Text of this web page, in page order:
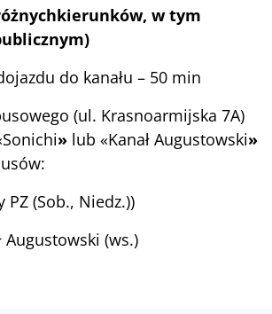
óżnychkierunków, w tym
do kanału – 50 min
(ul. Krasnoarmijska 7A)
» lub «Kanał Augustowski»
PZ (Sob., Niedz.))
Augustowski (ws.)